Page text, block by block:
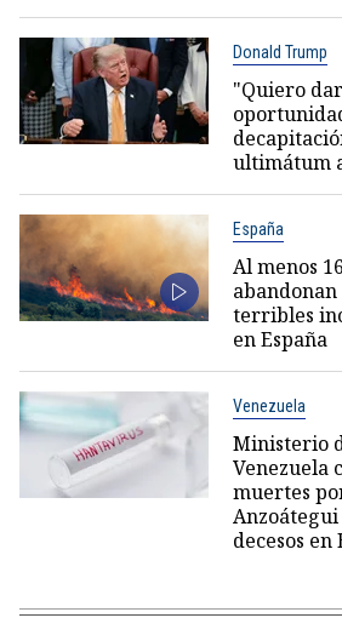
Donald Trump
"Quiero
ultimátum
España
Al menos
terribles
en España
Venezuela
Ministerio
Venezuela
muertes
decesos en